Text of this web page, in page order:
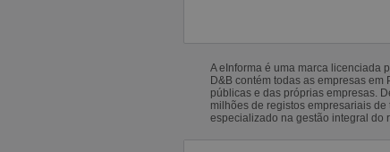
A eInforma é uma marca licenciada
D&B contém todas as empresas
públicas e das próprias empresas.
milhões de registos empresariais de
especializado na gestão integral do